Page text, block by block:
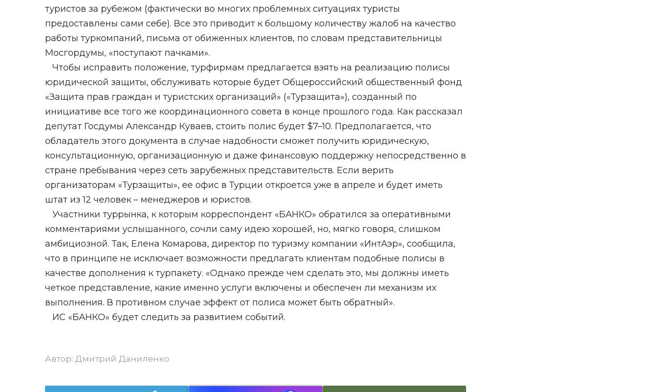
туристов за рубежом (фактически во многих проблемных ситуациях туристы
предоставлены сами себе). Все это приводит к большому количеству жалоб на качество
работы туркомпаний, письма от обиженных клиентов, по словам представительницы
Мосгордумы, «поступают пачками».
Чтобы исправить положение, турфирмам предлагается взять на реализацию полисы
юридической защиты, обслуживать которые будет Общероссийский общественный фонд
«Защита прав граждан и туристских организаций» («Турзащита»), созданный по
инициативе все того же координационного совета в конце прошлого года. Как рассказал
депутат Госдумы Александр Куваев, стоить полис будет $7–10. Предполагается, что
обладатель этого документа в случае надобности сможет получить юридическую,
консультационную, организационную и даже финансовую поддержку непосредственно в
стране пребывания через сеть зарубежных представительств. Если верить
организаторам «Турзащиты», ее офис в Турции откроется уже в апреле и будет иметь
штат из 12 человек – менеджеров и юристов.
Участники туррынка, к которым корреспондент «БАНКО» обратился за оперативными
комментариями услышанного, сочли саму идею хорошей, но, мягко говоря, слишком
амбициозной. Так, Елена Комарова, директор по туризму компании «ИнтАэр», сообщила,
что в принципе не исключает возможности предлагать клиентам подобные полисы в
качестве дополнения к турпакету. «Однако прежде чем сделать это, мы должны иметь
четкое представление, какие именно услуги включены и обеспечен ли механизм их
выполнения. В противном случае эффект от полиса может быть обратный».
ИС «БАНКО» будет следить за развитием событий.
Автор: Дмитрий Даниленко